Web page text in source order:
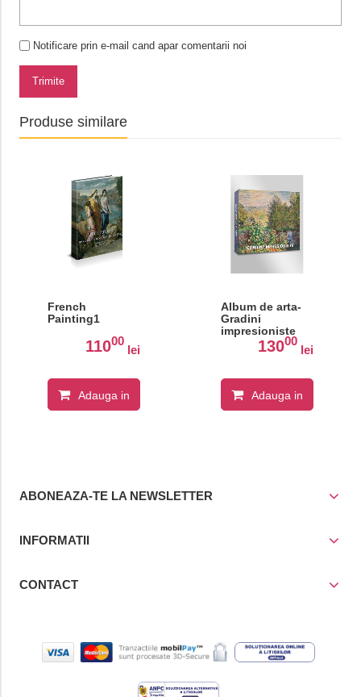
Notificare prin e-mail cand apar comentarii noi
Trimite
Produse similare
French
Painting1
11000
lei
Adauga in
Album de arta-
Gradini
impresioniste
13000
lei
Adauga in
ABONEAZA-TE LA NEWSLETTER
INFORMATII
CONTACT